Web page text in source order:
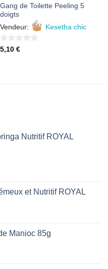
Gang de Toilette Peeling 5
doigts
Vendeur:
Kesetha chic
0
5,10 €
Nutritif ROYAL
et Nutritif ROYAL
Manioc 85g